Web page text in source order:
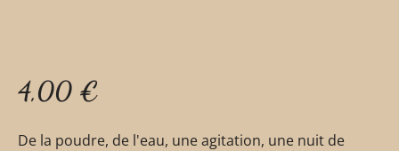
4,00 €
De la poudre, de l'eau, une agitation, une nuit de